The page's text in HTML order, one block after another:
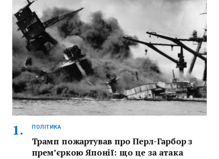
ПОЛІТИКА
Трамп пожартував про Перл-Гарбор з
прем’єркою Японії: що це за атака